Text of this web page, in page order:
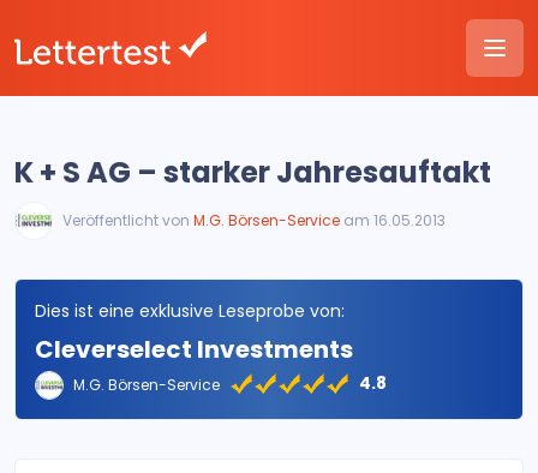
K + S AG – starker Jahresauftakt
Veröffentlicht von M.G. Börsen-Service am 16.05.2013
Dies ist eine exklusive Leseprobe von:
Cleverselect Investments
M.G. Börsen-Service 4.8